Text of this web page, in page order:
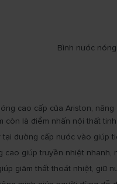
Bình nước
cao cấp của Ariston,
còn là điểm nhấn nội thất
đường cấp nước vào giúp
cao giúp truyền nhiệt
giảm thất thoát nhiệt, giữ